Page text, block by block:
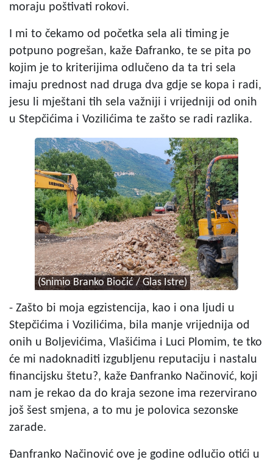
moraju poštivati rokovi.
I mi to čekamo od početka sela ali timing je
potpuno pogrešan, kaže Đafranko, te se pita po
kojim je to kriterijima odlučeno da ta tri sela
imaju prednost nad druga dva gdje se kopa i radi,
jesu li mještani tih sela važniji i vrijedniji od onih
u Stepčićima i Vozilićima te zašto se radi razlika.
(Snimio Branko Biočić / Glas Istre)
- Zašto bi moja egzistencija, kao i ona ljudi u
Stepčićima i Vozilićima, bila manje vrijednija od
onih u Boljevićima, Vlašićima i Luci Plomim, te tko
će mi nadoknaditi izgubljenu reputaciju i nastalu
financijsku štetu?, kaže Đanfranko Načinović, koji
nam je rekao da do kraja sezone ima rezervirano
još šest smjena, a to mu je polovica sezonske
zarade.
Đanfranko Načinović ove je godine odlučio otići u